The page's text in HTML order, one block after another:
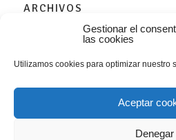
Gestionar el
las cookies
Utilizamos cookies para optimizar nuestro
Aceptar
Denegar
ARCHIVOS
junio 2026
febrero 2026